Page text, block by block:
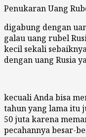
Penukaran Uang
digabung dengan
galau uang rubel
kecil sekali
dengan uang Rusia
kecuali Anda bisa
tahun yang lama itu
50 juta karena
pecahannya besar-